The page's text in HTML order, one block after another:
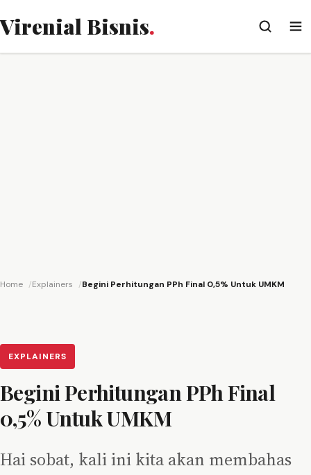
Virenial Bisnis.
Home Explainers Begini Perhitungan PPh Final 0,5% Untuk UMKM
EXPLAINERS
Begini Perhitungan PPh Final
0,5% Untuk UMKM
Hai sobat, kali ini kita akan membahas